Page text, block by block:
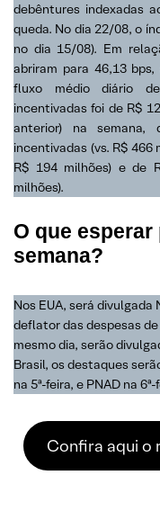
debêntures indexadas
queda. No dia 22/08, o
no dia 15/08). Em
abriram para 46,13
fluxo médio diário
incentivadas foi de R$
anterior) na semana,
incentivadas (vs. R$ 466
R$ 194 milhões) e de
milhões).
O que
semana?
Nos EUA, será divulgada
deflator das despesas de
mesmo dia, serão
Brasil, os destaques
na 5ª-feira, e PNAD na 6ª-
Confira aqui o